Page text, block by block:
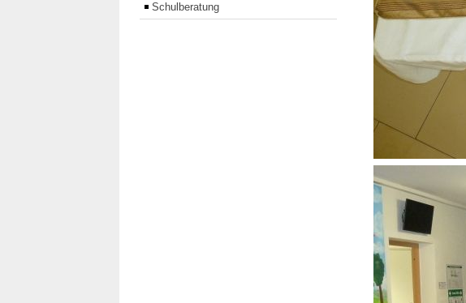
Schulberatung